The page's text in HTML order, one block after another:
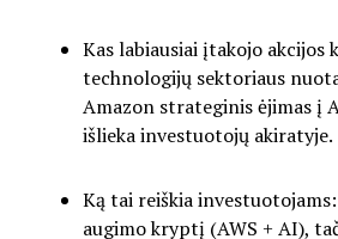
Kas labiausiai įtakojo akcijos
technologijų sektoriaus
Amazon strateginis ėjimas į
išlieka investuotojų akiratyje.
Ką tai reiškia
augimo kryptį (AWS + AI),